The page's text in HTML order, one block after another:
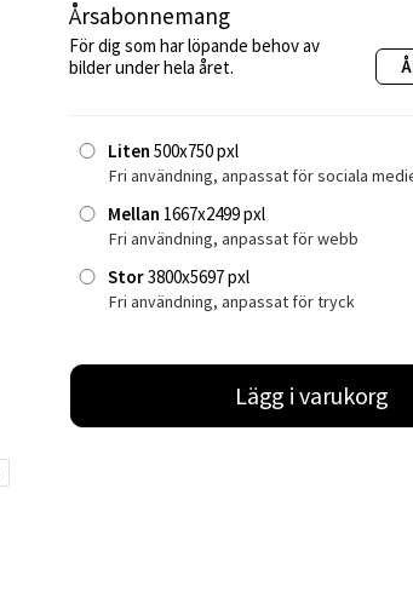
Årsabonnemang
För dig som har löpande behov av
bilder under hela året.
Liten 500x750 pxl
Fri användning, anpassat för sociala
Mellan 1667x2499 pxl
Fri användning, anpassat för webb
Stor3800x5697 pxl
Fri användning, anpassat för tryck
Lägg i varukorg